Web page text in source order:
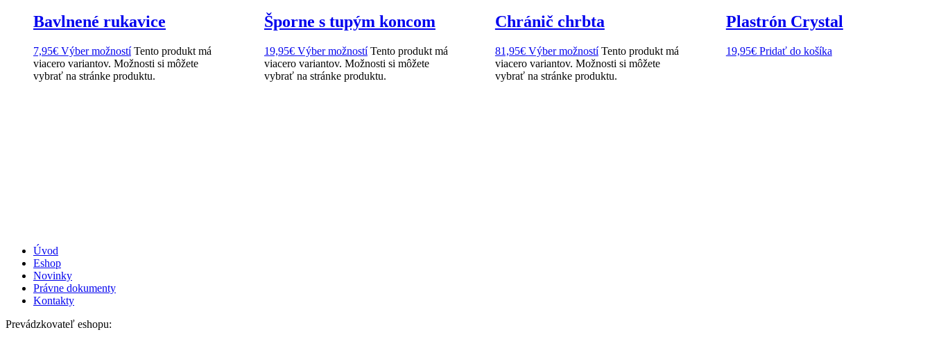
Bavlnené rukavice
7,95€ Výber možností Tento produkt má
viacero variantov. Možnosti si môžete
vybrať na stránke produktu.
Šporne s tupým koncom
19,95€ Výber možností Tento produkt má
viacero variantov. Možnosti si môžete
vybrať na stránke produktu.
Chránič chrbta
81,95€ Výber možností Tento produkt má
viacero variantov. Možnosti si môžete
vybrať na stránke produktu.
Plastrón Crystal
19,95€ Pridať do košíka
Úvod
Eshop
Novinky
Právne dokumenty
Kontakty
Prevádzkovateľ eshopu: